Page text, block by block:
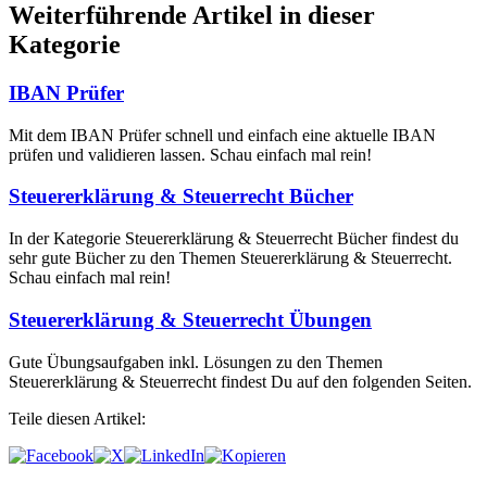
Weiterführende Artikel in dieser
Kategorie
IBAN Prüfer
Mit dem IBAN Prüfer schnell und einfach eine aktuelle IBAN
prüfen und validieren lassen. Schau einfach mal rein!
Steuererklärung & Steuerrecht Bücher
In der Kategorie Steuererklärung & Steuerrecht Bücher findest du
sehr gute Bücher zu den Themen Steuererklärung & Steuerrecht.
Schau einfach mal rein!
Steuererklärung & Steuerrecht Übungen
Gute Übungsaufgaben inkl. Lösungen zu den Themen
Steuererklärung & Steuerrecht findest Du auf den folgenden Seiten.
Teile diesen Artikel: